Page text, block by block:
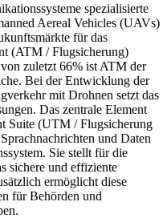
spezialisierte
Aereal Vehicles (UAVs)
für das
(ATM / Flugsicherung)
zuletzt 66% ist ATM der
Bei der Entwicklung der
mit Drohnen setzt das
Das zentrale Element
Suite (UTM / Flugsicherung
und Daten
Sie stellt für die
sichere und effiziente
ermöglicht diese
für Behörden und